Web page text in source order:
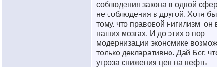
соблюдения закона в одной
не соблюдения в другой. Хотя
тому, что правовой нигилизм, он
наших мозгах. И до этих о пор
модернизации экономике
только декларативно. Дай Бог,
угроза снижения цен на нефть